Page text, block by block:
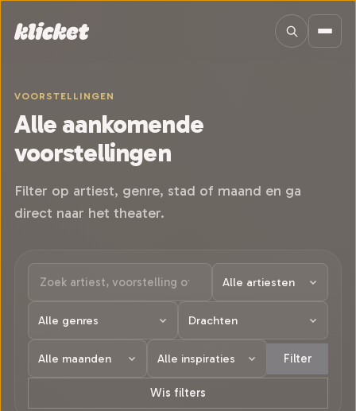
VOORSTELLINGEN
Alle aankomende
voorstellingen
Filter op artiest, genre, stad of maand en ga
direct naar het theater.
Filter
Wis filters